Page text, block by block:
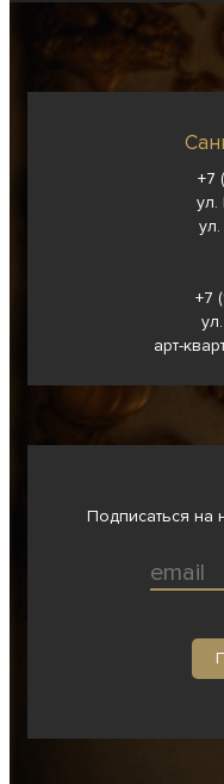
+7
ул.
+7
арт-
Подписаться на